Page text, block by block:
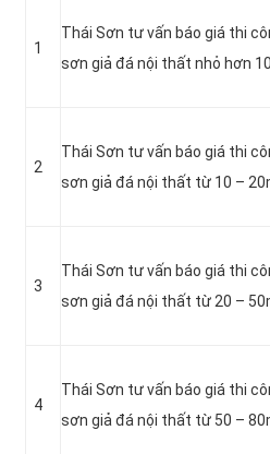
1
Thái Sơn tư vấn báo giá thi
sơn giả đá nội thất nhỏ hơn
2
Thái Sơn tư vấn báo giá thi
sơn giả đá nội thất từ 10 –
3
Thái Sơn tư vấn báo giá thi
sơn giả đá nội thất từ 20 –
4
Thái Sơn tư vấn báo giá thi
sơn giả đá nội thất từ 50 –